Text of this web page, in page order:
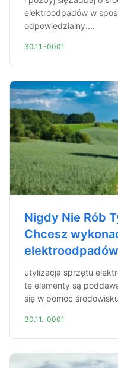
elektroodpadów w
odpowiedzialny....
30.11.-0001
Nigdy Nie Rób
Chcesz
utylizacja sprzętu
te elementy są
się w pomoc
30.11.-0001